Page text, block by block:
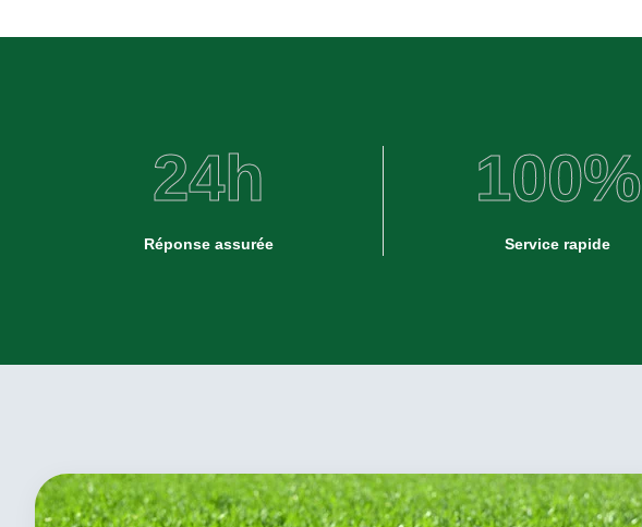
24h
Réponse assurée
100%
Service rapide